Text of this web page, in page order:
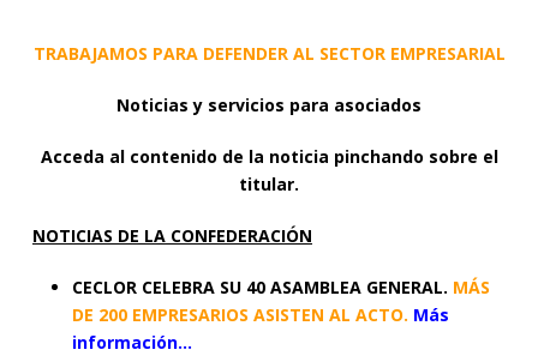
TRABAJAMOS PARA DEFENDER AL SECTOR EMPRESARIAL
Noticias y servicios para asociados
Acceda al contenido de la noticia pinchando sobre el
titular.
NOTICIAS DE LA CONFEDERACIÓN
CECLOR CELEBRA SU 40 ASAMBLEA GENERAL. MÁS
DE 200 EMPRESARIOS ASISTEN AL ACTO. Más
información…